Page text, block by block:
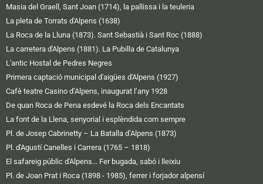
Masia del Graell, Sant Joan (1714), la pallissa i la teuleria
La pleta de Torrats d'Alpens (1638)
La Roca de la Lluna (1873). Sant Sebastià i Sant Roc (1888)
La carretera d'Alpens (1881). La Pubilla de Catalunya
L'antic Hostal de Pedres Negres
Primera captació municipal d'aigües d'Alpens (1927)
Cafè teatre Casino d’Alpens, inaugurat l’any 1928
De quan Roca de Pena esdevé la Roca dels Encantats
La font de la Llena, senyorial i esplèndida com sempre
Pl. de Josep Cabrinetty – La Batalla d’Alpens (1873)
Pl. d'Agustí Canelles i Carrera (1765 – 1818)
El safareig públic d'Alpens... Fer bugada, sabó i lleixiu
Pl. de Joan Prat i Roca (1898 - 1985), ferrer i forjador alpensí